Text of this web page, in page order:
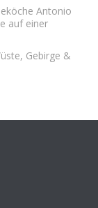
Antonio
auf einer
Gebirge &